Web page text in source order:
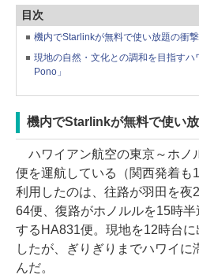
目次
機内でStarlinkが無料で使い放題の衝撃
現地の自然・文化との調和を目指すハ
Pono」
機内でStarlinkが無料で使い
ハワイアン航空の東京～ホノ
便を運航している（関西発着も
利用したのは、往路が羽田を夜
64便、復路がホノルルを15時
するHA831便。現地を12時台
したが、ぎりぎりまでハワイ
んだ。